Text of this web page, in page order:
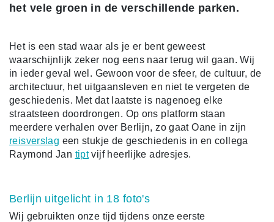
het vele groen in de verschillende parken.
Het is een stad waar als je er bent geweest
waarschijnlijk zeker nog eens naar terug wil gaan. Wij
in ieder geval wel. Gewoon voor de sfeer, de cultuur, de
architectuur, het uitgaansleven en niet te vergeten de
geschiedenis. Met dat laatste is nagenoeg elke
straatsteen doordrongen. Op ons platform staan
meerdere verhalen over Berlijn, zo gaat Oane in zijn
reisverslag een stukje de geschiedenis in en collega
Raymond Jan tiptvijf heerlijke adresjes.
Berlijn uitgelicht in 18 foto's
Wij gebruikten onze tijd tijdens onze eerste